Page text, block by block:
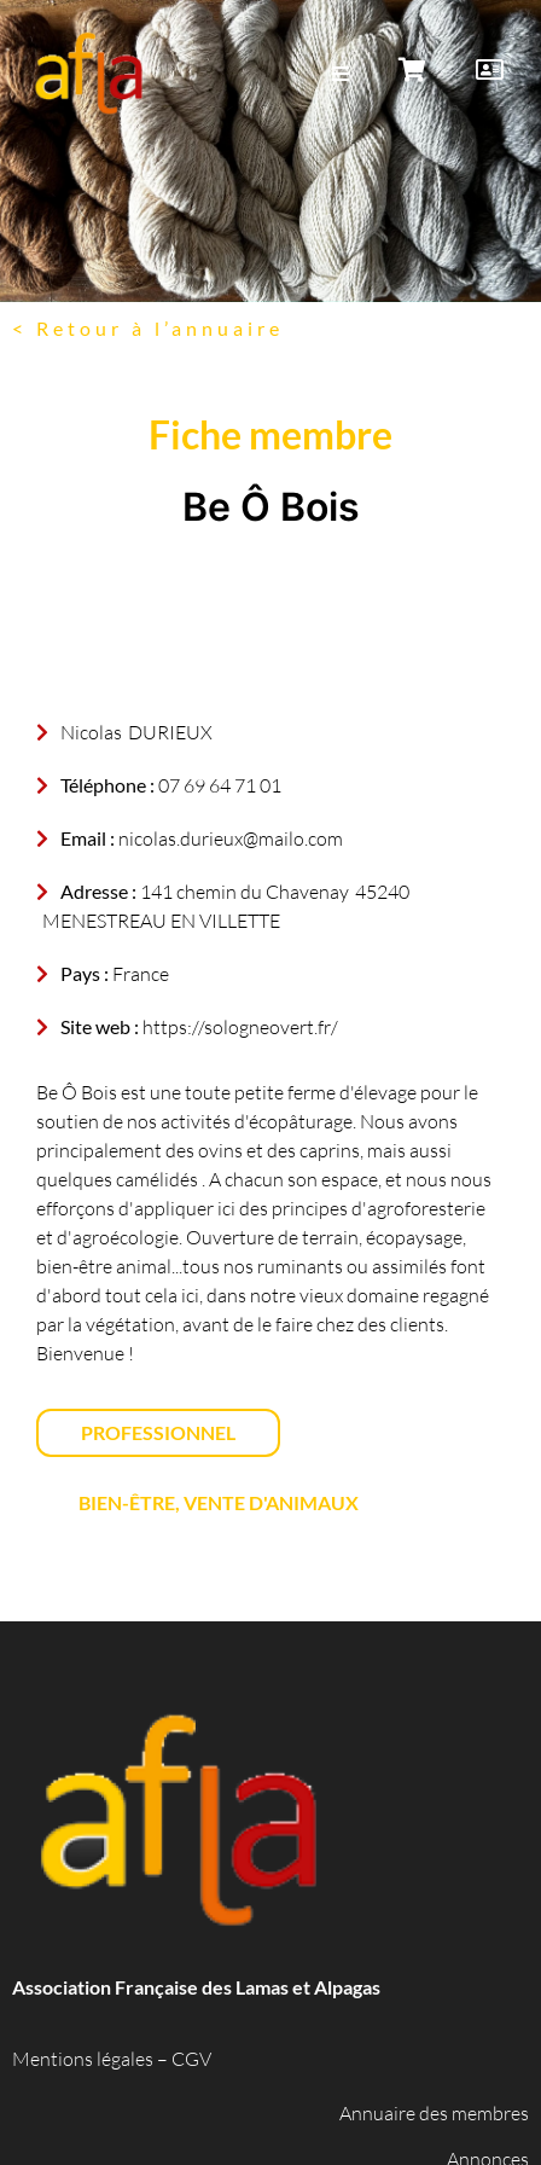
< Retour à l’annuaire
Fiche membre
Be Ô Bois
Nicolas DURIEUX
Téléphone : 07 69 64 71 01
Email : nicolas.durieux@mailo.com
Adresse : 141 chemin du Chavenay 45240
MENESTREAU EN VILLETTE
Pays : France
Site web : https://sologneovert.fr/
Be Ô Bois est une toute petite ferme d'élevage pour le
soutien de nos activités d'écopâturage. Nous avons
principalement des ovins et des caprins, mais aussi
quelques camélidés . A chacun son espace, et nous nous
efforçons d'appliquer ici des principes d'agroforesterie
et d'agroécologie. Ouverture de terrain, écopaysage,
bien-être animal...tous nos ruminants ou assimilés font
d'abord tout cela ici, dans notre vieux domaine regagné
par la végétation, avant de le faire chez des clients.
Bienvenue !
PROFESSIONNEL
BIEN-ÊTRE, VENTE D'ANIMAUX
Association Française des Lamas et Alpagas
Mentions légales – CGV
Annuaire des membres
Annonces